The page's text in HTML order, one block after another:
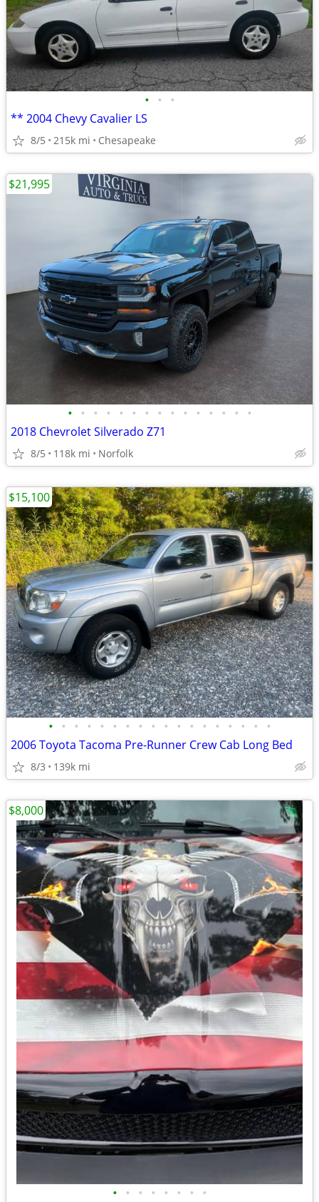
• • •
** 2004 Chevy Cavalier LS
8/5 215k mi Chesapeake
• • • • • • • • • • • • • • •
2018 Chevrolet Silverado Z71
8/5 118k mi Norfolk
$21,995
• • • • • • • • • • • • • • • • • •
2006 Toyota Tacoma Pre-Runner Crew Cab Long Bed
8/3 139k mi
$15,100
• • • • • • • •
$8,000